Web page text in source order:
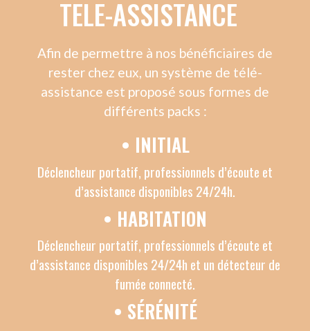
MATERIEL DE SANTE
Dans le cadre du maintien à domicile,
Amicial s’associe avec des fournisseurs de
matériels de santé en se posant comme
intermédiaire et facilitateur. Tout en
respectant le projet de vie du bénéficiaire,
TOUT REFUSER
PERSONNALISER